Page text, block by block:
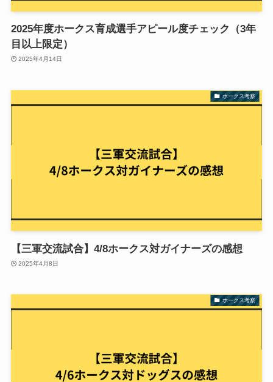
2025年度ホークス育成選手アピール度チェック（3年
目以上限定）
2025年4月14日
ホークス考察
【三軍交流試合】4/8ホークス対ガイナーズの感想
2025年4月8日
ホークス考察